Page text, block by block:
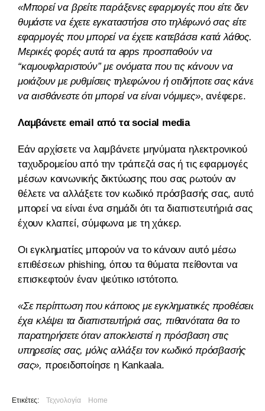
«Μπορεί να βρείτε παράξενες εφαρμογές που είτε δεν
θυμάστε να έχετε εγκαταστήσει στο τηλέφωνό σας είτε
εφαρμογές που μπορεί να έχετε κατεβάσει κατά λάθος.
Μερικές φορές αυτά τα apps προσπαθούν να
“καμουφλαριστούν” με ονόματα που τις κάνουν να
μοιάζουν με ρυθμίσεις τηλεφώνου ή οτιδήποτε σας κάνει
να αισθάνεστε ότι μπορεί να είναι νόμιμες», ανέφερε.
Λαμβάνετε email από τα social media
Εάν αρχίσετε να λαμβάνετε μηνύματα ηλεκτρονικού
ταχυδρομείου από την τράπεζά σας ή τις εφαρμογές
μέσων κοινωνικής δικτύωσης που σας ρωτούν αν
θέλετε να αλλάξετε τον κωδικό πρόσβασής σας, αυτό
μπορεί να είναι ένα σημάδι ότι τα διαπιστευτήριά σας
έχουν κλαπεί, σύμφωνα με τη χάκερ.
Οι εγκληματίες μπορούν να το κάνουν αυτό μέσω
επιθέσεων phishing, όπου τα θύματα πείθονται να
επισκεφτούν έναν ψεύτικο ιστότοπο.
«Σε περίπτωση που κάποιος με εγκληματικές προθέσεις
έχει κλέψει τα διαπιστευτήριά σας, πιθανότατα θα το
παρατηρήσετε όταν αποκλειστεί η πρόσβαση στις
υπηρεσίες σας, μόλις αλλάξει τον κωδικό πρόσβασής
σας», προειδοποίησε η Kankaala.
Ετικέτες: Τεχνολογία Home